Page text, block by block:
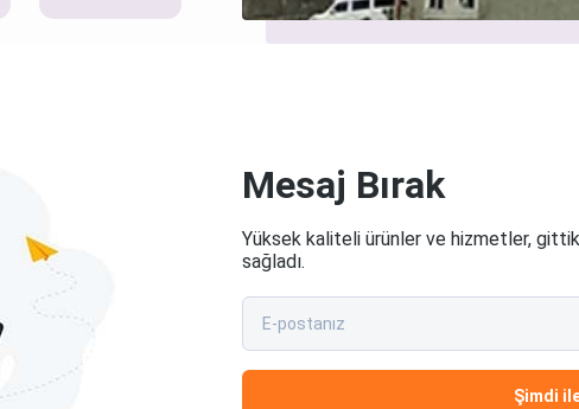
Mesaj Bırak
Yüksek kaliteli ürünler ve hizmetler,
sağladı.
Şimdi